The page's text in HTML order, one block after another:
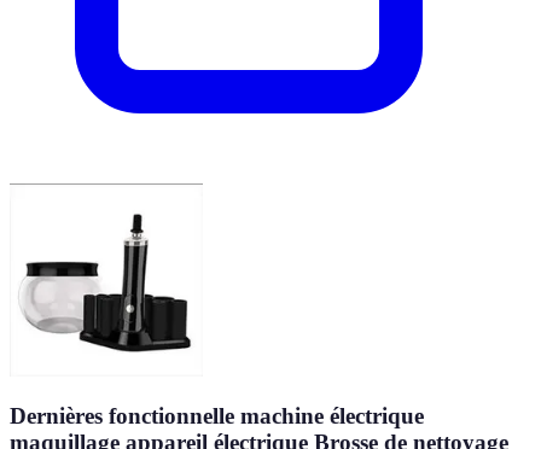
Dernières fonctionnelle machine électrique
maquillage appareil électrique Brosse de nettoyage